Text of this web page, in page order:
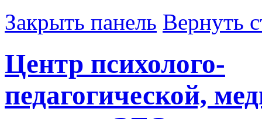
Закрыть панель Вернуть
Центр психолого-
педагогической,